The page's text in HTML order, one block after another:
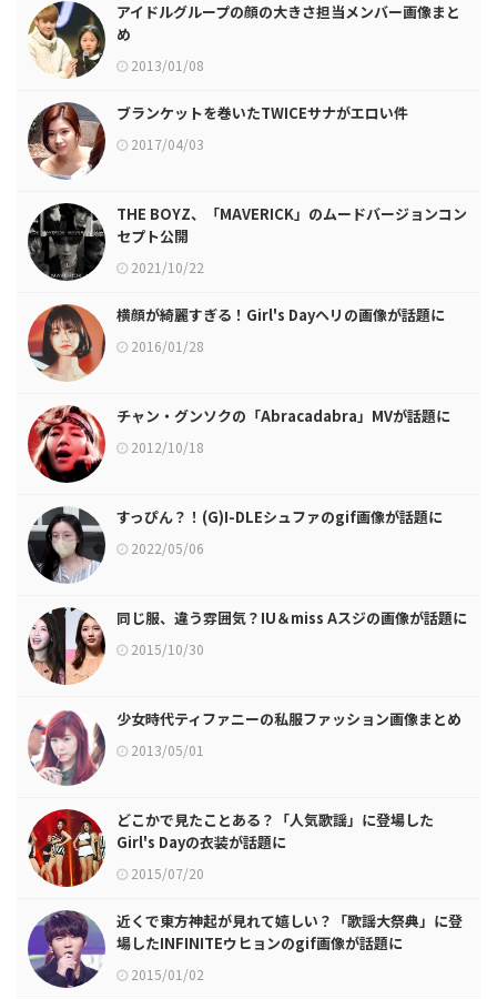
アイドルグループの顔の大きさ担当メンバー画像まと
め
2013/01/08
ブランケットを巻いたTWICEサナがエロい件
2017/04/03
THE BOYZ、「MAVERICK」のムードバージョンコン
セプト公開
2021/10/22
横顔が綺麗すぎる！Girl's Dayヘリの画像が話題に
2016/01/28
チャン・グンソクの「Abracadabra」MVが話題に
2012/10/18
すっぴん？！(G)I-DLEシュファのgif画像が話題に
2022/05/06
同じ服、違う雰囲気？IU＆miss Aスジの画像が話題に
2015/10/30
少女時代ティファニーの私服ファッション画像まとめ
2013/05/01
どこかで見たことある？「人気歌謡」に登場した
Girl's Dayの衣装が話題に
2015/07/20
近くで東方神起が見れて嬉しい？「歌謡大祭典」に登
場したINFINITEウヒョンのgif画像が話題に
2015/01/02